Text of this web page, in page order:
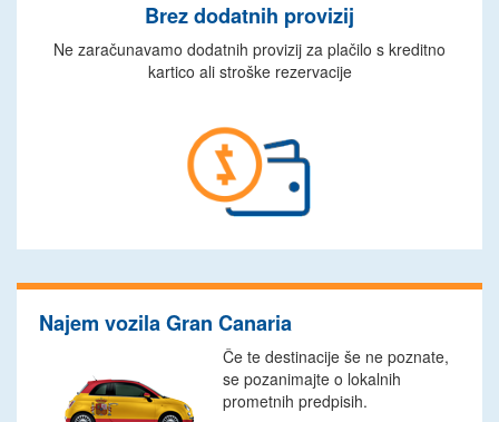
Brez dodatnih provizij
Ne zaračunavamo dodatnih provizij za plačilo s kreditno
kartico ali stroške rezervacije
Najem vozila Gran Canaria
Če te destinacije še ne poznate,
se pozanimajte o lokalnih
prometnih predpisih.